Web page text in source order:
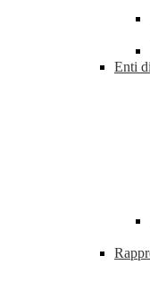
Enti